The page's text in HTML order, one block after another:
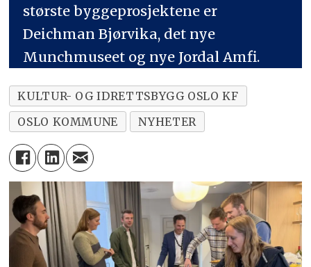
største byggeprosjektene er
Deichman Bjørvika, det nye
Munchmuseet og nye Jordal Amfi.
KULTUR- OG IDRETTSBYGG OSLO KF
OSLO KOMMUNE
NYHETER